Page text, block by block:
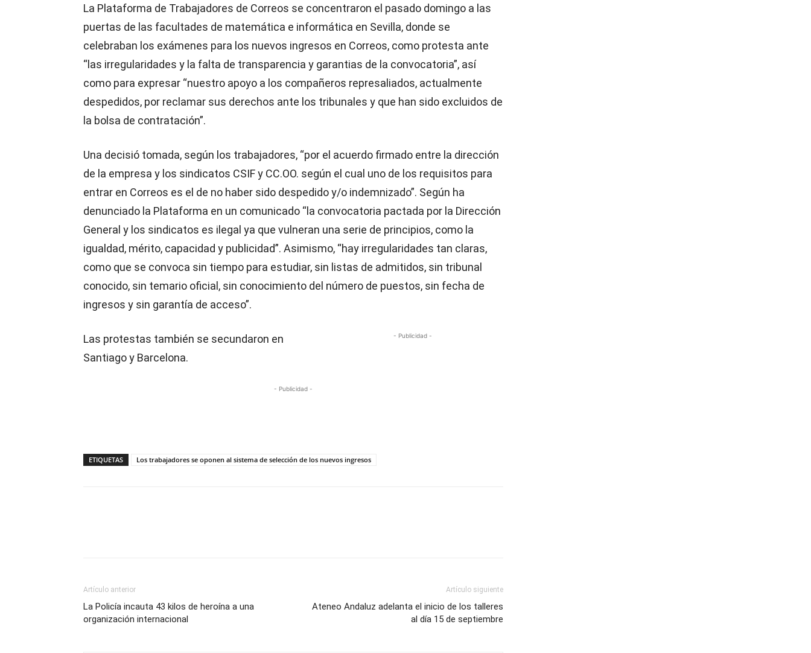
La Plataforma de Trabajadores de Correos se concentraron el pasado domingo a las
puertas de las facultades de matemática e informática en Sevilla, donde se
celebraban los exámenes para los nuevos ingresos en Correos, como protesta ante
“las irregularidades y la falta de transparencia y garantias de la convocatoria”, así
como para expresar “nuestro apoyo a los compañeros represaliados, actualmente
despedidos, por reclamar sus derechos ante los tribunales y que han sido excluidos de
la bolsa de contratación”.
Una decisió tomada, según los trabajadores, “por el acuerdo firmado entre la dirección
de la empresa y los sindicatos CSIF y CC.OO. según el cual uno de los requisitos para
entrar en Correos es el de no haber sido despedido y/o indemnizado”. Según ha
denunciado la Plataforma en un comunicado “la convocatoria pactada por la Dirección
General y los sindicatos es ilegal ya que vulneran una serie de principios, como la
igualdad, mérito, capacidad y publicidad”. Asimismo, “hay irregularidades tan claras,
como que se convoca sin tiempo para estudiar, sin listas de admitidos, sin tribunal
conocido, sin temario oficial, sin conocimiento del número de puestos, sin fecha de
ingresos y sin garantía de acceso”.
- Publicidad -
Las protestas también se secundaron en
Santiago y Barcelona.
- Publicidad -
ETIQUETAS Los trabajadores se oponen al sistema de selección de los nuevos ingresos
Artículo anterior
La Policía incauta 43 kilos de heroína a una
organización internacional
Artículo siguiente
Ateneo Andaluz adelanta el inicio de los talleres
al día 15 de septiembre